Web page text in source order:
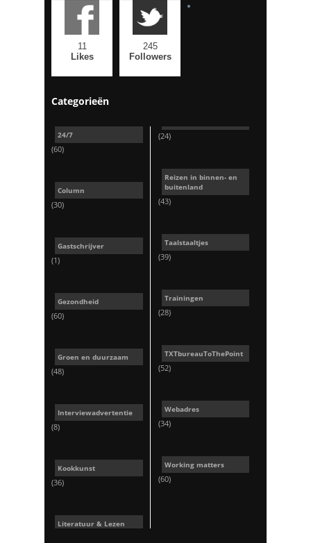
11
Likes
245
Followers
Categorieën
24/7
(60)
Column
(30)
Gastschrijver
(1)
Gezondheid
(60)
Groen en duurzaam
(48)
Interviewadvertentie
(8)
Kookkunst
(36)
Literatuur & Lezen
(24)
Reizen in binnen- en
buitenland
(43)
Taalstaaltjes
(39)
Trainingen
(28)
TXTbureauToThePoint
(52)
Webadres
(34)
Working matters
(60)